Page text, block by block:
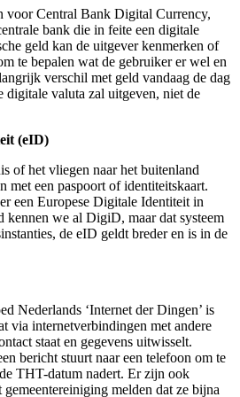
voor Central Bank Digital Currency,
bank die in feite een digitale
geld kan de uitgever kenmerken of
te bepalen wat de gebruiker er wel en
verschil met geld vandaag de dag
digitale valuta zal uitgeven, niet de
(eID)
of het vliegen naar het buitenland
met een paspoort of identiteitskaart.
een Europese Digitale Identiteit in
we al DigiD, maar dat systeem
de eID geldt breder en is in de
Nederlands ‘Internet der Dingen’ is
via internetverbindingen met andere
staat en gegevens uitwisselt.
bericht stuurt naar een telefoon om te
THT-datum nadert. Er zijn ook
melden dat ze bijna